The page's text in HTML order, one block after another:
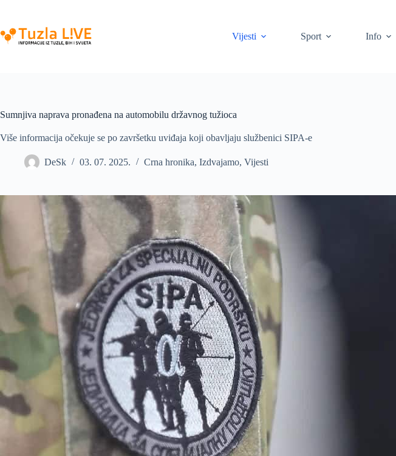
content
Vijesti
Sport Info
Sumnjiva naprava pronađena na automobilu državnog tužioca
Više informacija očekuje se po završetku uviđaja koji obavljaju službenici SIPA-e
DeSk 03. 07. 2025. Crna hronika, Izdvajamo, Vijesti